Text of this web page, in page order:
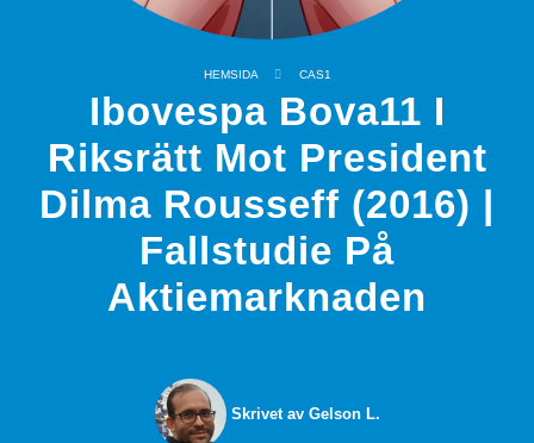
HEMSIDA CAS1
Ibovespa Bova11 I
Riksrätt Mot President
Dilma Rousseff (2016) |
Fallstudie På
Aktiemarknaden
Skrivet av Gelson L.